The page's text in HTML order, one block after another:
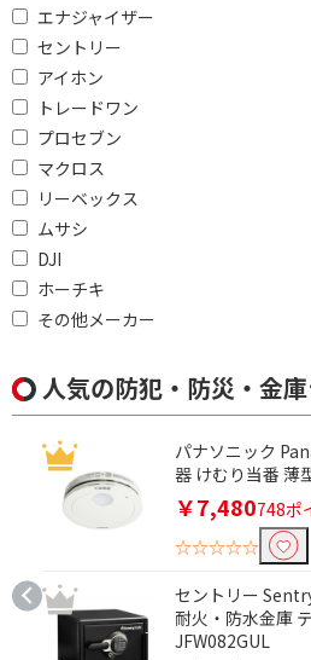
エナジャイザー
セントリー
アイホン
トレードワン
プロセブン
マクロス
リーベックス
ムサシ
DJI
ホーチキ
その他メーカー
AC電源
電源方式で絞り込む
AC電源
防水で絞り込む
LED電球
照度(明るさ)センサーで
点滅機能(センサーライト
人気の防犯・防災・金
パナソニック
器 けむり当番 薄
￥7,480748ポ
☆☆☆☆☆
セントリー
耐火・防水金庫
JFW082GUL